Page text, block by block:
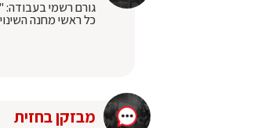
גורם רשמי בעבודה:
כל ראשי מחנה
מבזקן בחזית